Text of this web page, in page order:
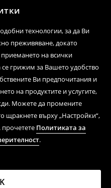
технологии, за да Ви
преживяване, докато
на всички
грижим за Вашето удобство
Ви предпочитания и
на продуктите и услугите,
Можете да промените
щракнете върху „Настройки“,
прочетете Политиката за
.